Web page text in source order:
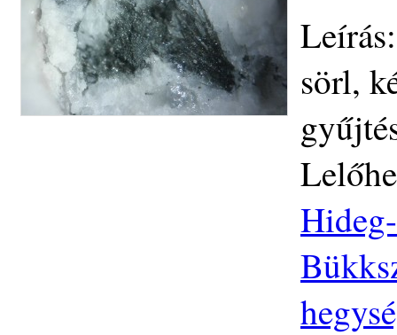
sörl,